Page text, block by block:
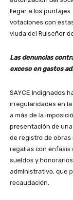
llegar a los
votaciones con
viuda del Ruiseñor
Las denuncias
exceso en gastos
SAYCE Indignados
irregularidades en
a más de la
presentación de
de registro de obras
regalías con énfasis
sueldos y
administrativo, que
recaudación.